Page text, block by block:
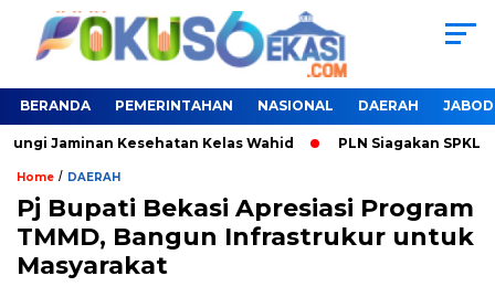
BERANDA PEMERINTAHAN NASIONAL DAERAH
Jaminan Kesehatan Kelas Wahid PLN Siagakan SPKLU
Home / DAERAH
Pj Bupati Bekasi Apresiasi Program
TMMD, Bangun Infrastrukur untuk
Masyarakat